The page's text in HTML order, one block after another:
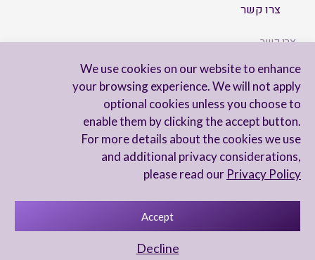
We use cookies on our website to enhance
your browsing experience. We will not apply
optional cookies unless you choose to
enable them by clicking the accept button.
For more details about the cookies we use
and additional privacy considerations,
please read our Privacy Policy
Accept
Decline
צרו קשר
צרו קשר
הישארו מעודכנים
מדיניות פרטיות הצהרת נגישות
UI Irit Shani Design